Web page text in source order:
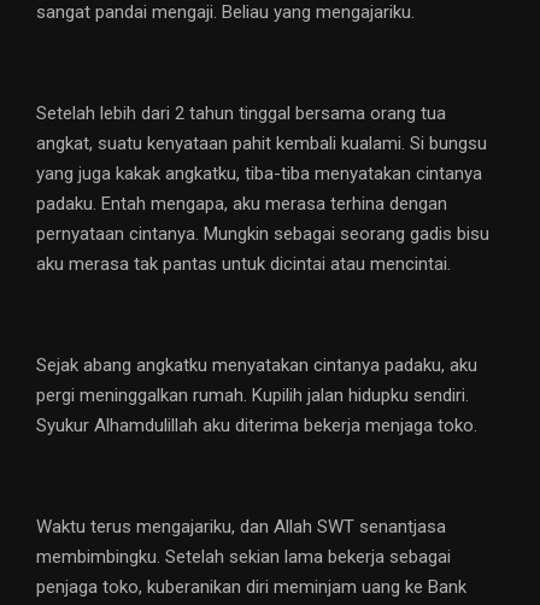
sangat pandai mengaji. Beliau yang mengajariku.
Setelah lebih dari 2 tahun tinggal bersama orang tua
angkat, suatu kenyataan pahit kembali kualami. Si bungsu
yang juga kakak angkatku, tiba-tiba menyatakan cintanya
padaku. Entah mengapa, aku merasa terhina dengan
pernyataan cintanya. Mungkin sebagai seorang gadis bisu
aku merasa tak pantas untuk dicintai atau mencintai.
Sejak abang angkatku menyatakan cintanya padaku, aku
pergi meninggalkan rumah. Kupilih jalan hidupku sendiri.
Syukur Alhamdulillah aku diterima bekerja menjaga toko.
Waktu terus mengajariku, dan Allah SWT senantjasa
membimbingku. Setelah sekian lama bekerja sebagai
penjaga toko, kuberanikan diri meminjam uang ke Bank